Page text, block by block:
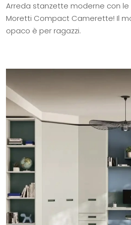
Arreda stanzette moderne con
Moretti Compact Camerette! Il
opaco è per ragazzi.